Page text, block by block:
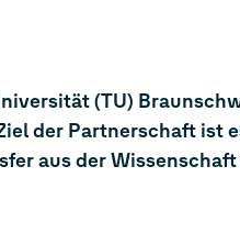
(TU)
der Partnerschaft ist
aus der